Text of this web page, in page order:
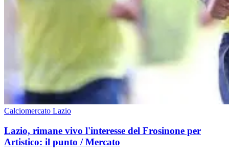
Calciomercato Lazio
Lazio, rimane vivo l'interesse del Frosinone per
Artistico: il punto / Mercato